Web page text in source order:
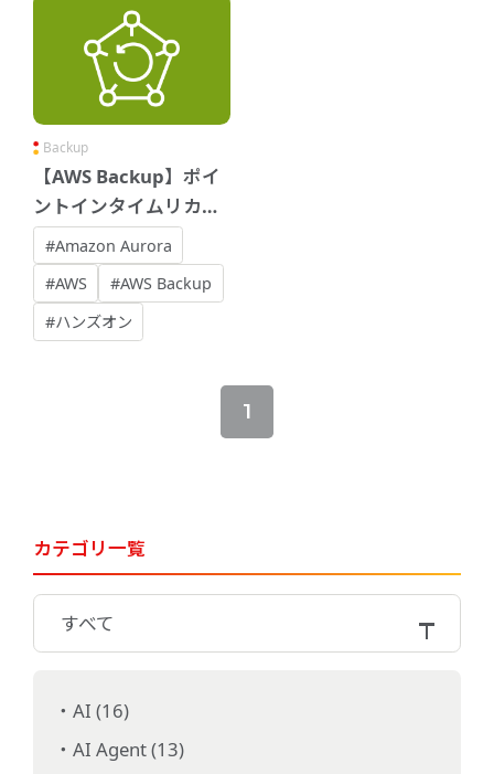
Backup
【AWS Backup】ポイ
ントインタイムリカバ
リ機能を有効にした際
のRDSのバックアップ
ウィンドウについて
#Amazon Aurora
#AWS
#AWS Backup
#ハンズオン
1
カテゴリ一覧
すべて
AI (16)
AI Agent (13)